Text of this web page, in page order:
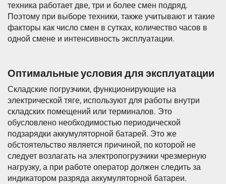
техника работает две, три и более смен подряд.
Поэтому при выборе техники, также учитывают и такие
факторы как число смен в сутках, количество часов в
одной смене и интенсивность эксплуатации.
Оптимальные условия для эксплуатации
Складские погрузчики, функционирующие на
электрической тяге, используют для работы внутри
складских помещений или терминалов. Это
обусловлено необходимостью периодической
подзарядки аккумуляторной батарей. Это же
обстоятельство является причиной, по которой не
следует возлагать на электропогрузчики чрезмерную
нагрузку, а при работе оператор должен следить за
индикатором разряда аккумуляторной батареи.